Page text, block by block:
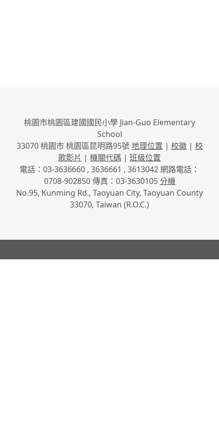
桃園市桃園區建國國民小學 Jian-Guo Elementary
School
33070 桃園市 桃園區昆明路95號地理位置 | 校徽| 校
歌影片 | 機關代碼 | 班級位置
電話：03-3636660 , 3636661 , 3613042 網路電話：
0708-902850 傳真：03-3630105分機
No.95, Kunming Rd., Taoyuan City, Taoyuan County
33070, Taiwan (R.O.C.)